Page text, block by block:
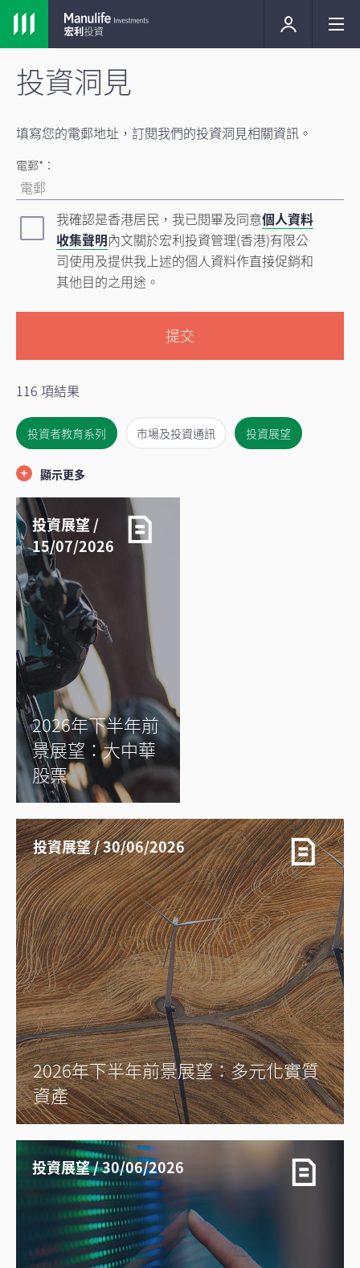
投資洞見
填寫您的電郵地址，訂閱我們的投資洞見相關資訊。
電郵*：
我確認是香港居民，我已閱畢及同意個人資料
收集聲明內文關於宏利投資管理(香港)有限公
司使用及提供我上述的個人資料作直接促銷和
其他目的之用途。
提交
116 項結果
投資者教育系列 市場及投資通訊 投資展望
退休 WealthStyles
顯示更多
投資展望 /
15/07/2026
2026年下半年前
景展望：大中華
股票
投資展望 / 30/06/2026
2026年下半年前景展望：多元化實質
資產
投資展望 / 30/06/2026